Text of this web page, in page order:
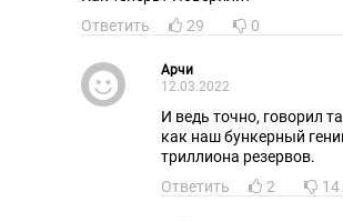
Ответить
29 0
Арчи
12.03.2022
И ведь точно, говорил
как наш бункерный
триллиона резервов.
Ответить
2 14